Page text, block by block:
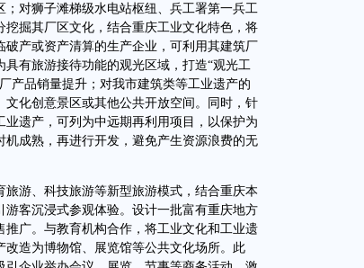
对狮子滩梯级水电站枢纽、兵工署第一兵工
掘其厂区文化，结合重庆工业文化特色，将
产或资产清算的生产企业，可利用其建筑厂
有旅游接待功能的观光区域，打造“观光工
产品销量提升；对我市建筑类等工业遗产的
化创意景区或其他公共开放空间。同时，针
遗产，可列为中远期再利用项目，以保护为
成熟，再进行开发，避免产生资源浪费的无
游、科技旅游等新型旅游模式，结合重庆本
客沉浸式参观体验。设计一批富有重庆地方
广。与教育机构合作，将工业文化和工业遗
造为博物馆、展览馆等公共文化场所。此